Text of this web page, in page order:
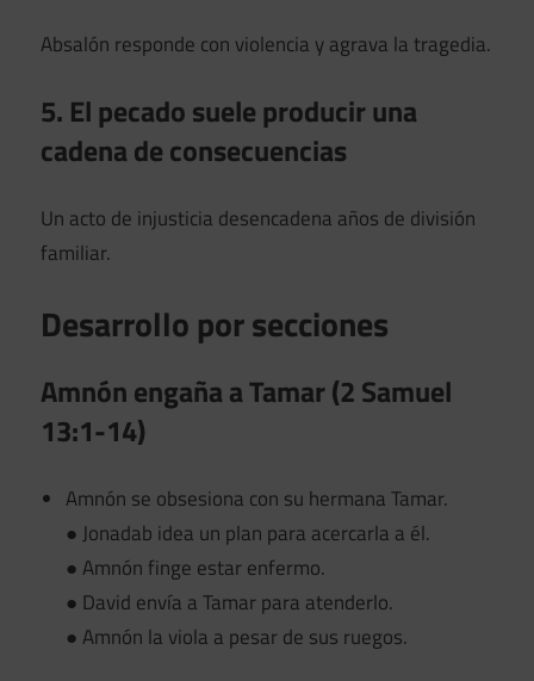
Absalón responde con violencia y agrava la tragedia.
5. El pecado suele producir una
cadena de consecuencias
Un acto de injusticia desencadena años de división
familiar.
Desarrollo por secciones
Amnón engaña a Tamar (2 Samuel
13:1-14)
Amnón se obsesiona con su hermana Tamar.
● Jonadab idea un plan para acercarla a él.
● Amnón finge estar enfermo.
● David envía a Tamar para atenderlo.
● Amnón la viola a pesar de sus ruegos.